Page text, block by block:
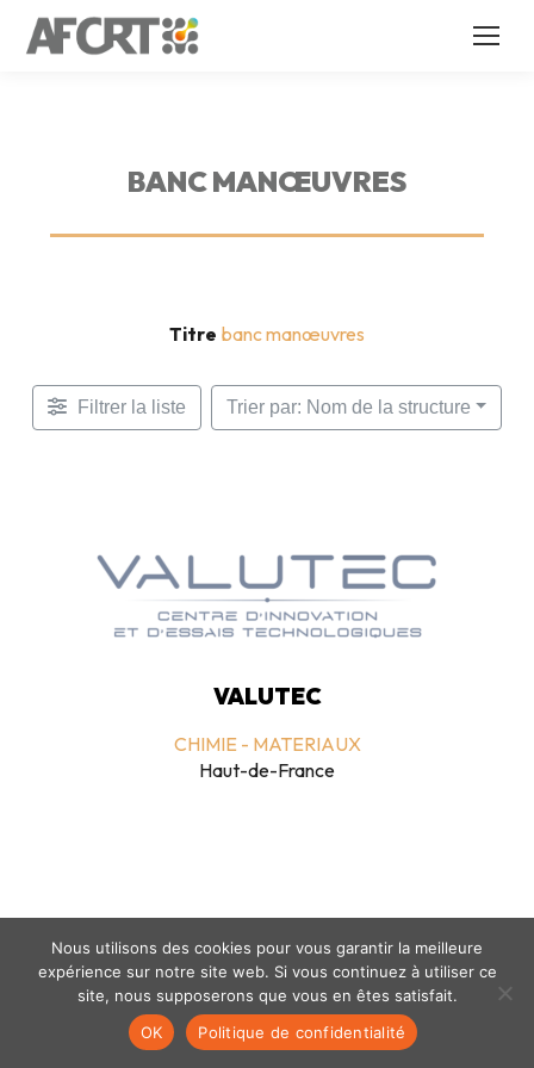
BANC MANŒUVRES
Titre banc manœuvres
Filtrer la liste Trier par: Nom de la structure
VALUTEC
CHIMIE - MATERIAUX
Haut-de-France
Mentions légales- politique de confidentialité- © coclico 2026
Nous utilisons des cookies pour vous garantir la meilleure
expérience sur notre site web. Si vous continuez à utiliser ce
site, nous supposerons que vous en êtes satisfait.
OK
Politique de confidentialité